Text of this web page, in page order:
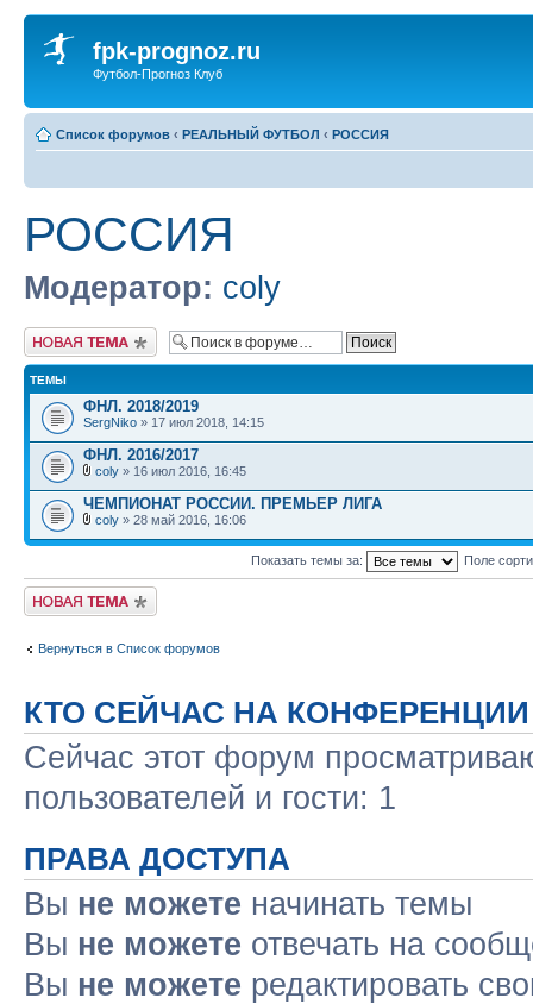
fpk-prognoz.ru
Футбол-Прогноз Клуб
Список форумов ‹ РЕАЛЬНЫЙ ФУТБОЛ ‹ РОССИЯ
РОССИЯ
Модератор: coly
Новая тема
ТЕМЫ
ФНЛ. 2018/2019
SergNiko » 17 июл 2018, 14:15
ФНЛ. 2016/2017
coly » 16 июл 2016, 16:45
ЧЕМПИОНАТ РОССИИ. ПРЕМЬЕР ЛИГА
coly » 28 май 2016, 16:06
Показать темы за: Поле
Новая тема
Вернуться в Список форумов
КТО СЕЙЧАС НА КОНФЕРЕНЦИИ
Сейчас этот форум
пользователей и гости: 1
ПРАВА ДОСТУПА
Вы не можете начинать темы
Вы не можете отвечать на
Вы не можете редактировать